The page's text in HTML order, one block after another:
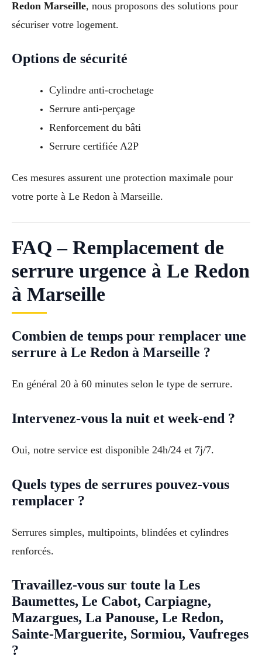
Redon Marseille, nous proposons des solutions pour
sécuriser votre logement.
Options de sécurité
Cylindre anti-crochetage
Serrure anti-perçage
Renforcement du bâti
Serrure certifiée A2P
Ces mesures assurent une protection maximale pour
votre porte à Le Redon à Marseille.
FAQ – Remplacement de
serrure urgence à Le Redon
à Marseille
Combien de temps pour remplacer une
serrure à Le Redon à Marseille ?
En général 20 à 60 minutes selon le type de serrure.
Intervenez-vous la nuit et week-end ?
Oui, notre service est disponible 24h/24 et 7j/7.
Quels types de serrures pouvez-vous
remplacer ?
Serrures simples, multipoints, blindées et cylindres
renforcés.
Travaillez-vous sur toute la Les
Baumettes, Le Cabot, Carpiagne,
Mazargues, La Panouse, Le Redon,
Sainte-Marguerite, Sormiou, Vaufreges
?